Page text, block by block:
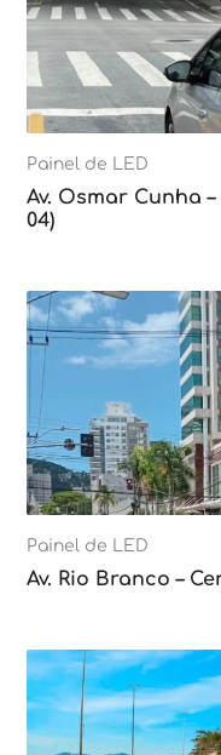
Painel de LED
Av. Osmar Cunha
04)
Painel de LED
Av. Rio Branco –